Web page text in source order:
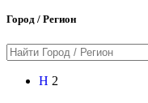
Город / Регион
Н 2